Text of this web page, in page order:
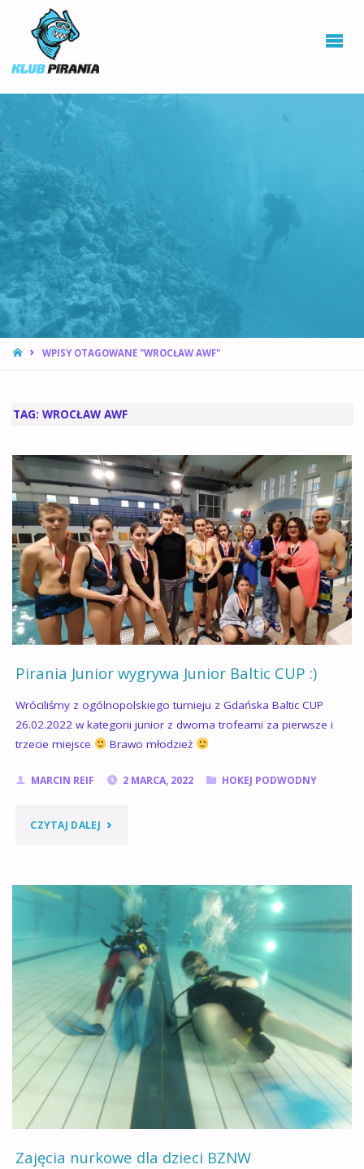
HOKEJ
STRONA
WPISY OTAGOWANE "WROCŁAW AWF"
TAG: WROCŁAW AWF
Pirania Junior wygrywa Junior Baltic CUP :)
Wróciliśmy z ogólnopolskiego turnieju z Gdańska Baltic CUP
26.02.2022 w kategorii junior z dwoma trofeami za pierwsze i
trzecie miejsce
Brawo młodzież
MARCIN REIF 2 MARCA, 2022 HOKEJ PODWODNY
CZYTAJ DALEJ"PIRANIA
WYGRYWA
JUNIOR
BALTIC
CUP
:)"
Zajęcia nurkowe dla dzieci BZNW